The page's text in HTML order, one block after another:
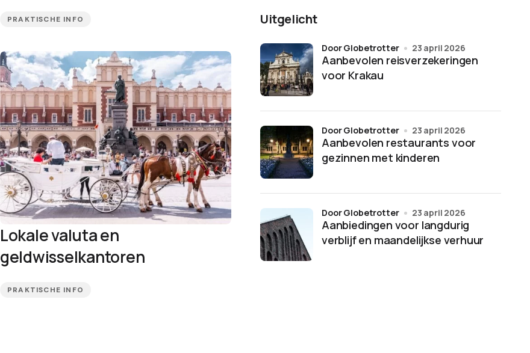
PRAKTISCHE INFO
Lokale valuta en
geldwisselkantoren
PRAKTISCHE INFO
Uitgelicht
Aanbevolen reisverzekeringen
voor Krakau
door Globetrotter 23 april 2026
Aanbevolen restaurants voor
gezinnen met kinderen
door Globetrotter 23 april 2026
Aanbiedingen voor langdurig
verblijf en maandelijkse verhuur
door Globetrotter 23 april 2026